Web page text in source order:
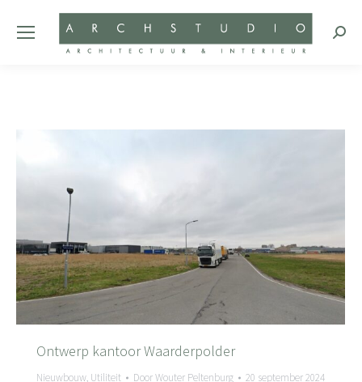
Ontwerp kantoor Waarderpolder
Nieuwbouw, Utiliteit DoorWouter Peltenburg 20 september 2024